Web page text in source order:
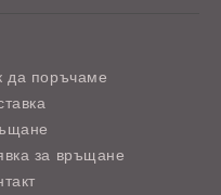
да поръчаме
за връщане